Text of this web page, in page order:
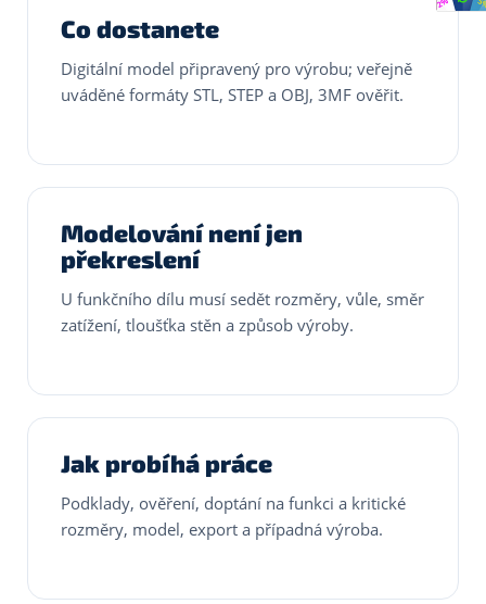
Co dostanete
Digitální model připravený pro výrobu; veřejně
uváděné formáty STL, STEP a OBJ, 3MF ověřit.
Modelování není jen
překreslení
U funkčního dílu musí sedět rozměry, vůle, směr
zatížení, tloušťka stěn a způsob výroby.
Jak probíhá práce
Podklady, ověření, doptání na funkci a kritické
rozměry, model, export a případná výroba.